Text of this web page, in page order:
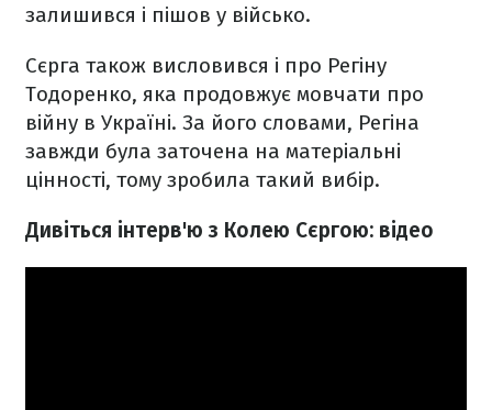
залишився і пішов у військо.
Сєрга також висловився і про Регіну
Тодоренко, яка продовжує мовчати про
війну в Україні. За його словами, Регіна
завжди була заточена на матеріальні
цінності, тому зробила такий вибір.
Дивіться інтерв'ю з Колею Сєргою: відео